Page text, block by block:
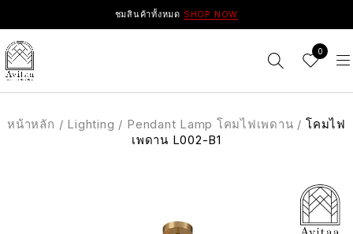
ชมสินค้าทั้งหมด SHOP NOW
0
หน้าหลัก / Lighting / Pendant Lamp โคมไฟเพดาน / โคมไฟ
เพดาน L002-B1